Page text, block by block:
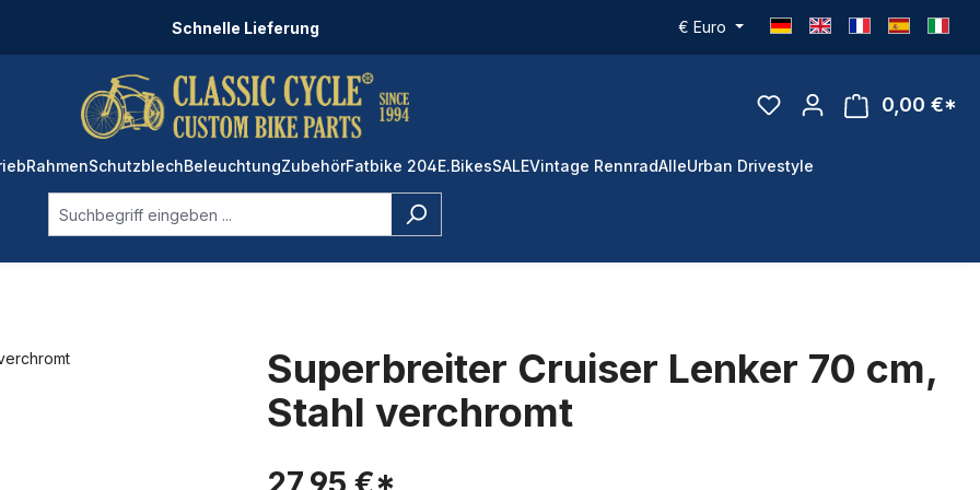
Schnelle Lieferung € Euro
0,00 €*
RahmenSchutzblechBeleuchtungZubehörFatbike 204E.BikesSALEVintage RennradAlleUrban Drivestyle
Superbreiter Cruiser Lenker 70 cm,
Stahl verchromt